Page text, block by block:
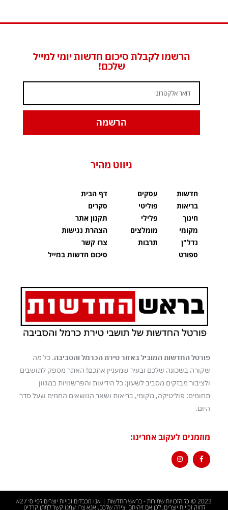
הרשמו לקבלת סיכום חדשות יומי למייל
שלכם!
הרשמה
ניווט מהיר
חדשות
בריאות
חינוך
מקומי
נדל"ן
ספורט
עסקים
פוליטי
פלילי
מומלצים
תרבות
דף הבית
סקרים
תקנון אתר
הצהרת נגישות
צרו קשר
סיכום חדשות במייל
פורטל החדשות המוביל באזור טירת הכרמל והסביבה. כל מה
שקורה בשכונה שלכם ובעיר שמעניין אתכם! האתר מספק לתושבים
ולציבור מבזקים מסביב לשעון: כל הידיעות והפרשנויות במגוון
תחומים: פוליטיקה, מקומי, בריאות ושאר הנושאים החמים שעל סדר
היום.
מוזמנים לעקוב אחרינו:
2023 © כל הזכויות שמורות - בראש החדשות | אנו מכבדים זכויות יוצרים לפי ס׳ 27א
לחוק זכויות יוצרים, לכן אם זיהיתם יצירה שלכם, אנא צרו עמנו קשר למתן קרדיט